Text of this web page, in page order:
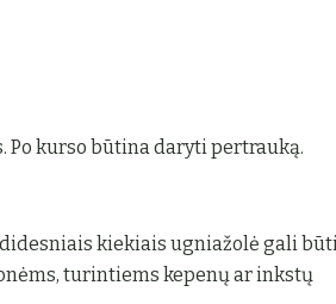
Po kurso būtina daryti pertrauką.
kiekiais ugniažolė gali
turintiems kepenų ar inkstų